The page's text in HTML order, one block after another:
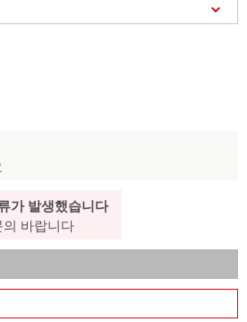
가 발생했습니다
바랍니다